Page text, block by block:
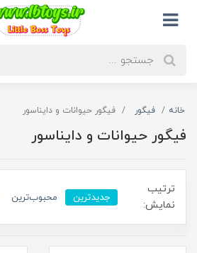
خانه فیگور فیگور حیوانات و دایناسور
فیگور حیوانات و دایناسور
ترتیب
نمایش:
جدیدترین محبوب‌ترین